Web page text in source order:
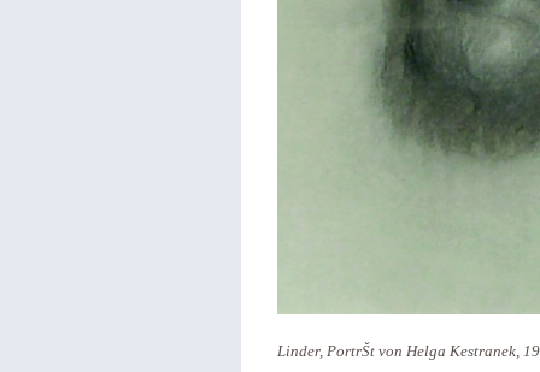
Linder, PortrŠt von Helga Kestranek,